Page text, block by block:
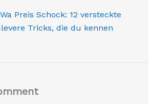
Preis Schock: 12 versteckte
Tricks, die du kennen